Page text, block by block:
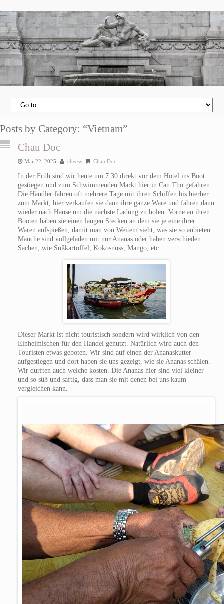
Posts by Category: “Vietnam”
Chau Doc
Mar 22, 2025 cheesy Chau Doc
In der Früh sind wir heute um 7:30 direkt vor dem Hotel ins Boot
gestiegen und zum Schwimmenden Markt hier in Can Tho gefahren.
Die Händler fahren oft mehrere Tage mit ihren Schiffen bis hierher
zum Markt, hier verkaufen sie dann ihre ganze Ware und fahren dann
wieder nach Hause um die nächste Ladung zu holen. Vorne an ihren
Booten haben sie einen langen Stecken an dem sie je eine ihrer
Waren aufspießen, damit man von Weitem sieht, was sie so anbieten.
Manche sind vollgeladen mit nur Ananas oder haben verschieden
Sachen, wie Süßkartoffel, Kokosnuss, Mango, etc.
Dieser Markt ist nicht touristisch sondern wird wirklich von den
Einheimischen für den Handel genutzt. Natürlich wird auch den
Touristen etwas geboten. Wir sind auf einen der Ananaskutter
aufgestiegen und dort haben sie uns gezeigt, wie sie Ananas schälen.
Wir durften auch welche kosten. Die Ananas hier sind viel kleiner
und so süß und saftig, dass man sie mit denen bei uns kaum
vergleichen kann.